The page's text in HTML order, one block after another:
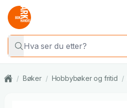
/ Bøker / Hobbybøker og fritid /